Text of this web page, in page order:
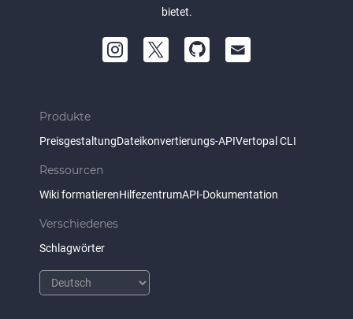
bietet.
Produkte
PreisgestaltungDateikonvertierungs-APIVertopal CLI
Ressourcen
Wiki formatierenHilfezentrumAPI-Dokumentation
Verschiedenes
Schlagwörter